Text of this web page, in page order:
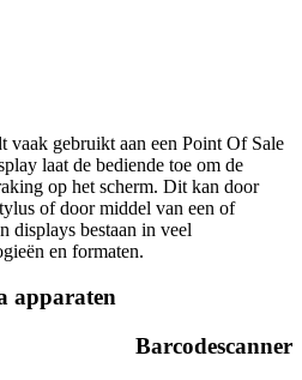
vaak gebruikt aan een Point Of Sale
laat de bediende toe om de
op het scherm. Dit kan door
of door middel van een of
displays bestaan in veel
en formaten.
apparaten
Barcodescanner